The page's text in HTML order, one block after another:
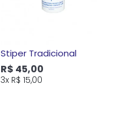
Stiper Tradicional
R$ 45,00
3x R$ 15,00